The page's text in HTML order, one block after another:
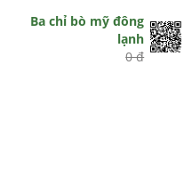
Ba chỉ bò mỹ đông
lạnh
0 đ